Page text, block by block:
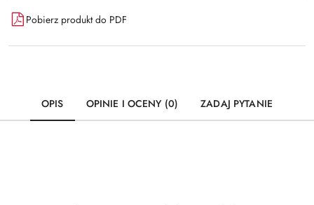
Pobierz produkt do PDF
OPIS OPINIE I OCENY (0) ZADAJ PYTANIE